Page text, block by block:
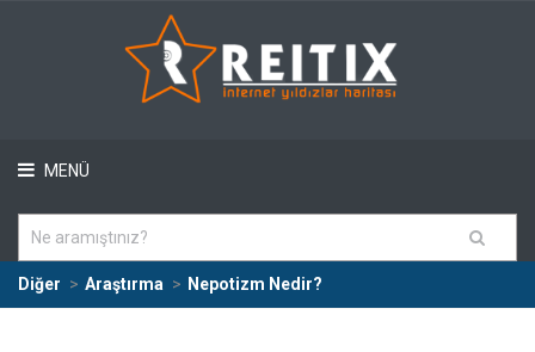
MENÜ
Diğer Araştırma Nepotizm Nedir?